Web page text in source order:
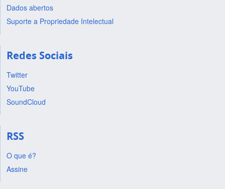
Dados abertos
Suporte a Propriedade Intelectual
Redes Sociais
Twitter
YouTube
SoundCloud
RSS
O que é?
Assine